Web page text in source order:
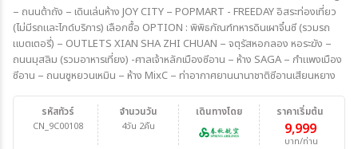
– ถนนต้าถัง – เดินเล่นห้าง JOY CITY – POPMART - FREEDAY อิสระท่องเที่ยว
(ไม่มีรถและไกด์บริการ) เลือกซื้อ OPTION : พิพิธภัณฑ์ทหารดินเผาจิ๋นซี (รวมรถ
แบตเตอรี่) – OUTLETS XIAN SHA ZHI CHUAN – จตุรัสหอกลอง หอระฆัง –
ถนนมุสลิม (รวมอาหารเที่ยง) -ศาลเจ้าหลักเมืองซีอาน – ห้าง SAGA – กำแพงเมือง
ซีอาน – ถนนซูหยวนเหมิน – ห้าง MixC – ท่าอากาศยานนานาชาติซีอานเสียนหยาง
รหัสทัวร์
CN_9C00108
จำนวนวัน
4วัน 2คืน
ราคาเริ่มต้น
9,999
บาท/ท่าน
เดินทางโดย